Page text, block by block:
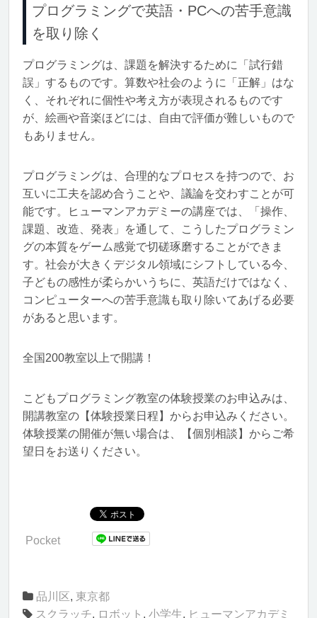
プログラミングで英語・PCへの苦手意識
を取り除く
プログラミングは、課題を解決するために「試行錯
誤」するものです。算数や社会のように「正解」はな
く、それぞれに個性や考え方が表現されるものです
が、絵画や音楽ほどには、自由で評価が難しいもので
もありません。
プログラミングは、合理的なプロセスを持つので、お
互いに工夫を認め合うことや、議論を交わすことが可
能です。ヒューマンアカデミーの講座では、「操作、
課題、改造、発表」を通して、こうしたプログラミン
グの本質をゲーム感覚で切磋琢磨することができま
す。社会が大きくデジタル領域にシフトしている今、
子どもの感性が柔らかいうちに、英語だけではなく、
コンピューターへの苦手意識も取り除いてあげる必要
があると思います。
全国200教室以上で開講！
こどもプログラミング教室の体験授業のお申込みは、
開講教室の【体験授業日程】からお申込みください。
体験授業の開催が無い場合は、【個別相談】からご希
望日をお送りください。
Pocket
品川区, 東京都
スクラッチ, ロボット , 小学生, ヒューマンアカデミ